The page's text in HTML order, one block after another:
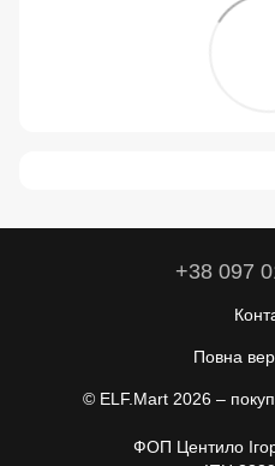
+38 097
Повна
© ELF.Mart 2026 –
ФОП Центило